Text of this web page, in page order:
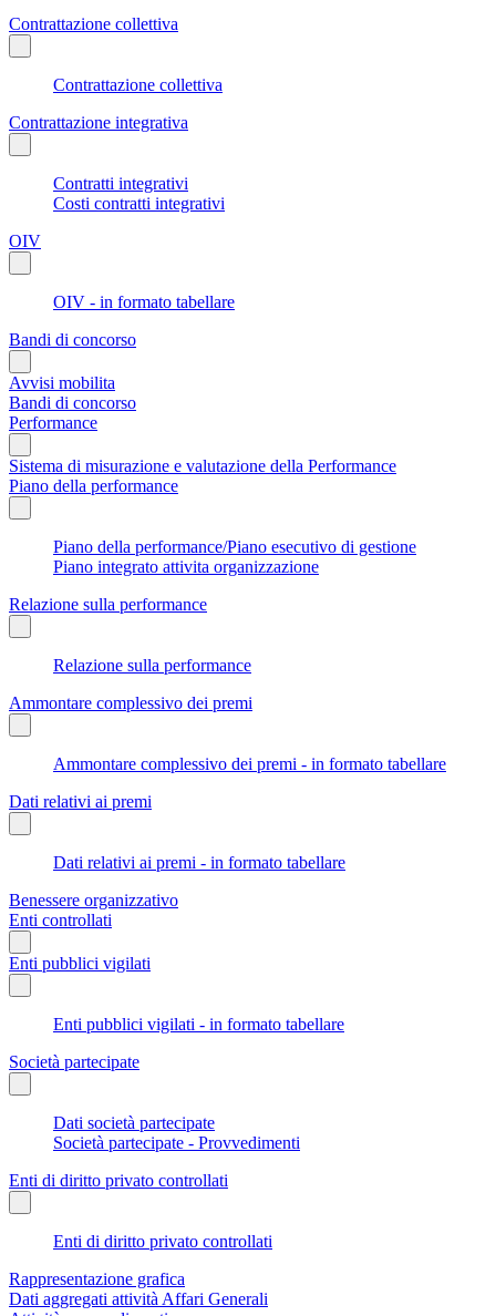
Contrattazione collettiva
Contrattazione collettiva
Contrattazione integrativa
Contratti integrativi
Costi contratti integrativi
OIV
OIV - in formato tabellare
Bandi di concorso
Avvisi mobilita
Bandi di concorso
Performance
Sistema di misurazione e valutazione della Performance
Piano della performance
Piano della performance/Piano esecutivo di gestione
Piano integrato attivita organizzazione
Relazione sulla performance
Relazione sulla performance
Ammontare complessivo dei premi
Ammontare complessivo dei premi - in formato tabellare
Dati relativi ai premi
Dati relativi ai premi - in formato tabellare
Benessere organizzativo
Enti controllati
Enti pubblici vigilati
Enti pubblici vigilati - in formato tabellare
Società partecipate
Dati società partecipate
Società partecipate - Provvedimenti
Enti di diritto privato controllati
Enti di diritto privato controllati
Rappresentazione grafica
Dati aggregati attività Affari Generali